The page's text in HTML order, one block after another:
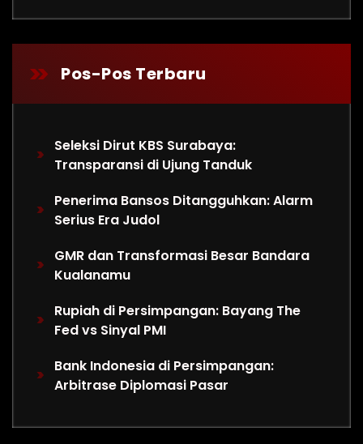
Pos-Pos Terbaru
Seleksi Dirut KBS Surabaya:
Transparansi di Ujung Tanduk
Penerima Bansos Ditangguhkan: Alarm
Serius Era Judol
GMR dan Transformasi Besar Bandara
Kualanamu
Rupiah di Persimpangan: Bayang The
Fed vs Sinyal PMI
Bank Indonesia di Persimpangan:
Arbitrase Diplomasi Pasar